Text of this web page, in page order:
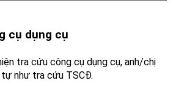
cụ dụng cụ
tra cứu công cụ dụng cụ, anh/chị
như tra cứu TSCĐ.